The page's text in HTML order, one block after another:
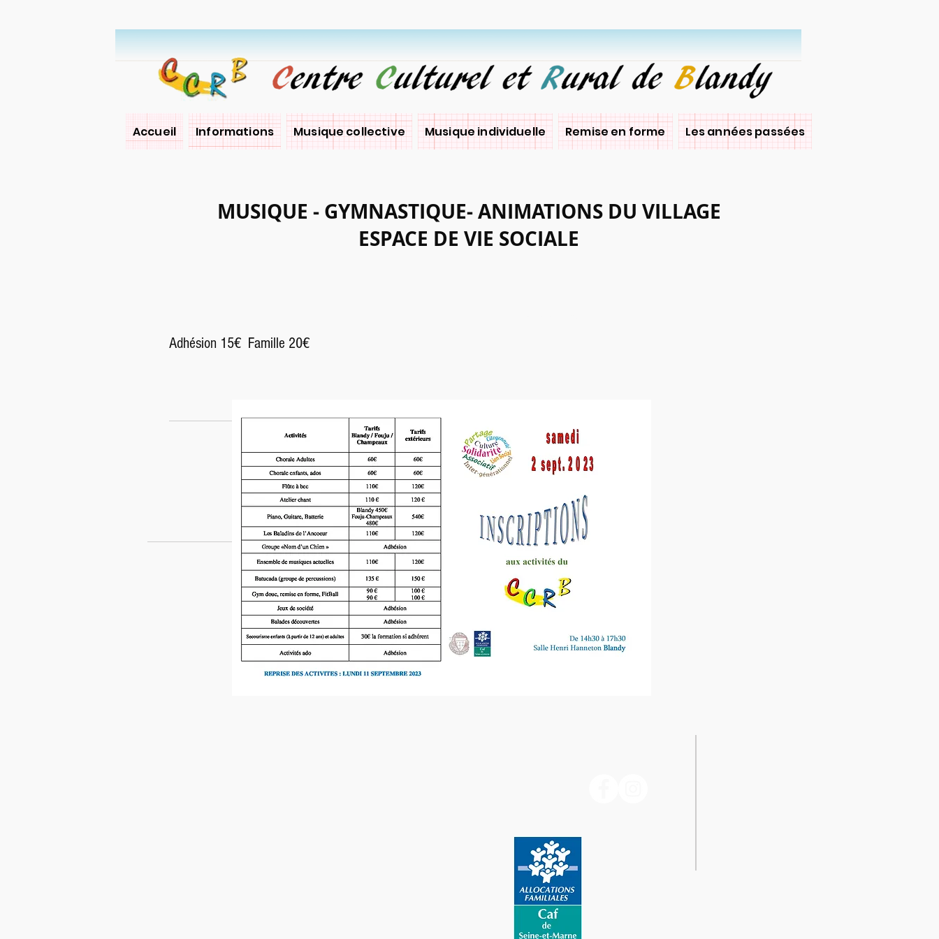
Accueil Informations Musique collective Musique individuelle Remise en forme Les années passées
MUSIQUE - GYMNASTIQUE-ANIMATIONS DU VILLAGE
ESPACE DE VIE SOCIALE
Adhésion 15€ Famille 20€